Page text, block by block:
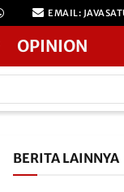
EMAIL:
OPINION
BERITA LAINNYA